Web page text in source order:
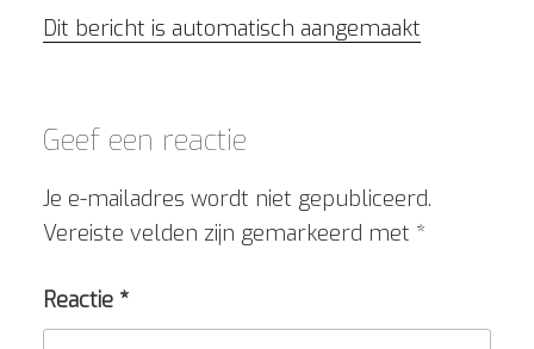
Dit bericht is automatisch aangemaakt
Geef een reactie
Je e-mailadres wordt niet gepubliceerd.
Vereiste velden zijn gemarkeerd met *
Reactie *